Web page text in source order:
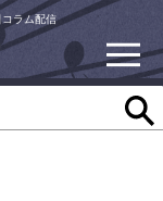
コラム配信